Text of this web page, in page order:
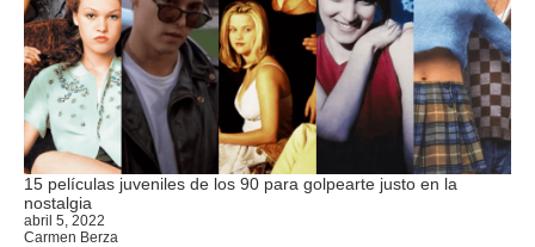
15 películas juveniles de los 90 para golpearte justo en la
nostalgia
abril 5, 2022
Carmen Berza